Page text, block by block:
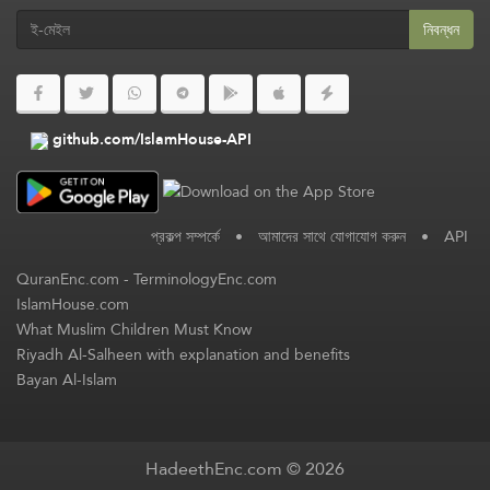
নিবন্ধন
github.com/IslamHouse-API
প্রকল্প সম্পর্কে • আমাদের সাথে যোগাযোগ করুন • API
QuranEnc.com-TerminologyEnc.com
IslamHouse.com
What Muslim Children Must Know
Riyadh Al-Salheen with explanation and benefits
Bayan Al-Islam
HadeethEnc.com © 2026